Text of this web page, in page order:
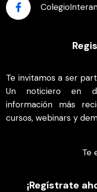
Te invitamos a ser
Un noticiero en
información más
cursos, webinars y
Te
¡Regístrate